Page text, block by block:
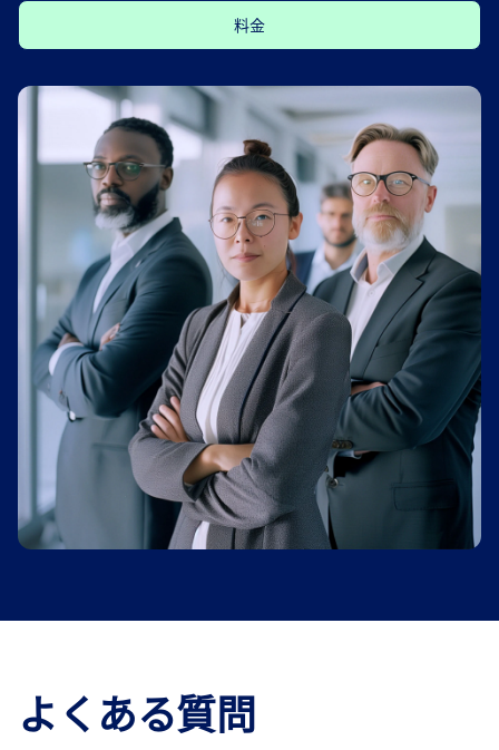
料金
よくある質問